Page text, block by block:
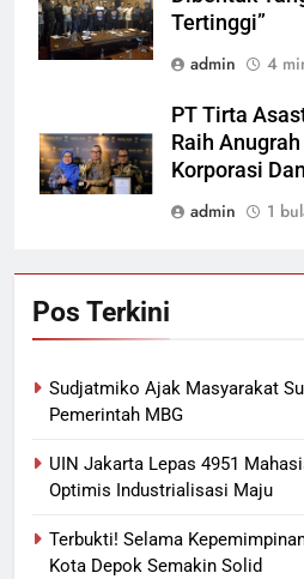
Tertinggi”
admin
4
PT Tirta
Raih
Korporasi
admin
1
Pos Terkini
Sudjatmiko Ajak Masyarakat
Pemerintah MBG
UIN Jakarta Lepas 4951
Optimis Industrialisasi Maju
Terbukti! Selama
Kota Depok Semakin Solid